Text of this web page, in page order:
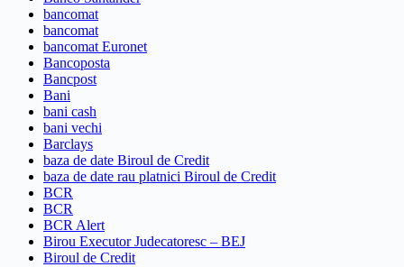
bancomat
bancomat
bancomat Euronet
Bancoposta
Bancpost
Bani
bani cash
bani vechi
Barclays
baza de date Biroul de Credit
baza de date rau platnici Biroul de Credit
BCR
BCR
BCR Alert
Birou Executor Judecatoresc – BEJ
Biroul de Credit